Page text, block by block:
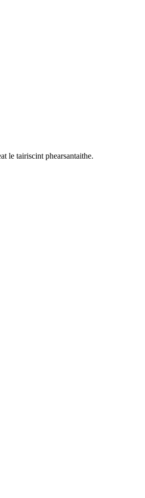
le tairiscint phearsantaithe.